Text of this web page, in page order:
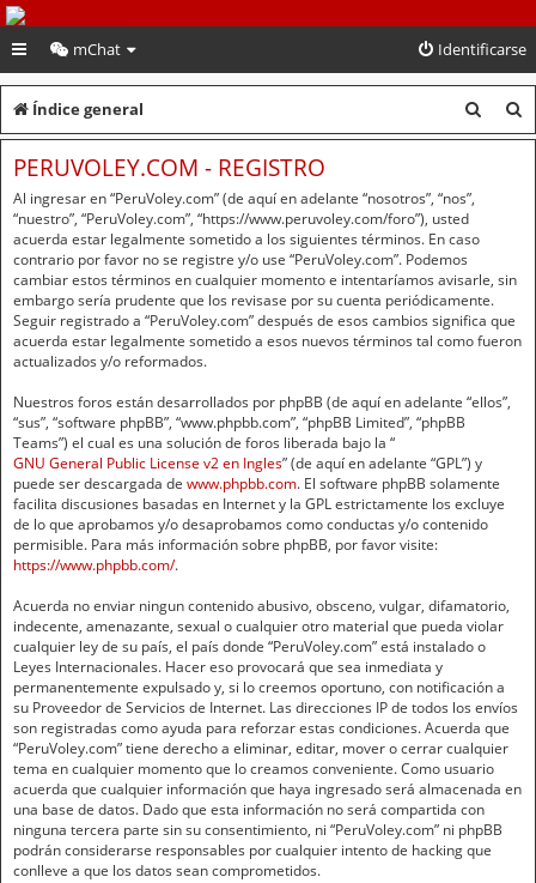
PeruVoley.com
mChat Identificarse
Índice general
u
u
r
PERUVOLEY.COM - REGISTRO
Al ingresar en “PeruVoley.com” (de aquí en adelante “nosotros”, “nos”,
“nuestro”, “PeruVoley.com”, “https://www.peruvoley.com/foro”), usted
acuerda estar legalmente sometido a los siguientes términos. En caso
contrario por favor no se registre y/o use “PeruVoley.com”. Podemos
cambiar estos términos en cualquier momento e intentaríamos avisarle, sin
embargo sería prudente que los revisase por su cuenta periódicamente.
Seguir registrado a “PeruVoley.com” después de esos cambios significa que
acuerda estar legalmente sometido a esos nuevos términos tal como fueron
actualizados y/o reformados.
Nuestros foros están desarrollados por phpBB (de aquí en adelante “ellos”,
“sus”, “software phpBB”, “www.phpbb.com”, “phpBB Limited”, “phpBB
Teams”) el cual es una solución de foros liberada bajo la “
GNU General Public License v2 en Ingles” (de aquí en adelante “GPL”) y
puede ser descargada de www.phpbb.com. El software phpBB solamente
facilita discusiones basadas en Internet y la GPL estrictamente los excluye
de lo que aprobamos y/o desaprobamos como conductas y/o contenido
permisible. Para más información sobre phpBB, por favor visite:
https://www.phpbb.com/.
Acuerda no enviar ningun contenido abusivo, obsceno, vulgar, difamatorio,
indecente, amenazante, sexual o cualquier otro material que pueda violar
cualquier ley de su país, el país donde “PeruVoley.com” está instalado o
Leyes Internacionales. Hacer eso provocará que sea inmediata y
permanentemente expulsado y, si lo creemos oportuno, con notificación a
su Proveedor de Servicios de Internet. Las direcciones IP de todos los envíos
son registradas como ayuda para reforzar estas condiciones. Acuerda que
“PeruVoley.com” tiene derecho a eliminar, editar, mover o cerrar cualquier
tema en cualquier momento que lo creamos conveniente. Como usuario
acuerda que cualquier información que haya ingresado será almacenada en
una base de datos. Dado que esta información no será compartida con
ninguna tercera parte sin su consentimiento, ni “PeruVoley.com” ni phpBB
podrán considerarse responsables por cualquier intento de hacking que
conlleve a que los datos sean comprometidos.